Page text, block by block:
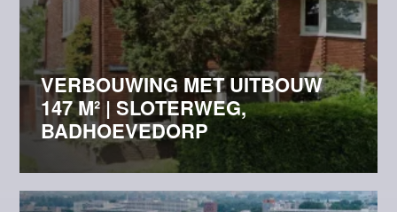
VERBOUWING MET UITBOUW
147 M² | SLOTERWEG,
BADHOEVEDORP